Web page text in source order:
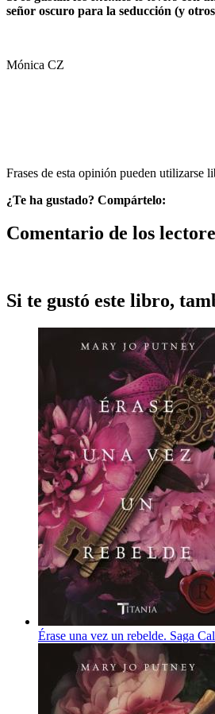
señor oscuro para la seducción (y
Mónica CZ
Frases de esta opinión pueden utilizarse
¿Te ha gustado? Compártelo:
Comentario de los
Si te gustó este libro,
Érase una vez un rebelde. Saga